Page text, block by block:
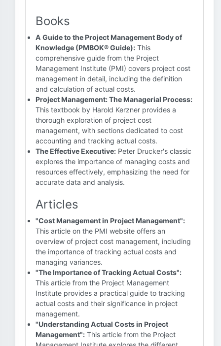
Books
A Guide to the Project Management Body of
Knowledge (PMBOK® Guide): This
comprehensive guide from the Project
Management Institute (PMI) covers project cost
management in detail, including the definition
and calculation of actual costs.
Project Management: The Managerial Process:
This textbook by Harold Kerzner provides a
thorough exploration of project cost
management, with sections dedicated to cost
accounting and tracking actual costs.
The Effective Executive: Peter Drucker's classic
explores the importance of managing costs and
resources effectively, emphasizing the need for
accurate data and analysis.
Articles
"Cost Management in Project Management":
This article on the PMI website offers an
overview of project cost management, including
the importance of tracking actual costs and
managing variances.
"The Importance of Tracking Actual Costs":
This article from the Project Management
Institute provides a practical guide to tracking
actual costs and their significance in project
management.
"Understanding Actual Costs in Project
Management": This article from the Project